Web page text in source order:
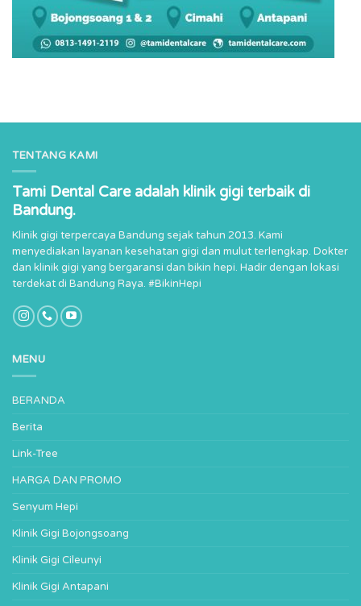
TENTANG KAMI
Tami Dental Care adalah klinik gigi terbaik di
Bandung.
Klinik gigi terpercaya Bandung sejak tahun 2013. Kami
menyediakan layanan kesehatan gigi dan mulut terlengkap. Dokter
dan klinik gigi yang bergaransi dan bikin hepi. Hadir dengan lokasi
terdekat di Bandung Raya. #BikinHepi
MENU
BERANDA
Berita
Link-Tree
HARGA DAN PROMO
Senyum Hepi
Klinik Gigi Bojongsoang
Klinik Gigi Cileunyi
Klinik Gigi Antapani